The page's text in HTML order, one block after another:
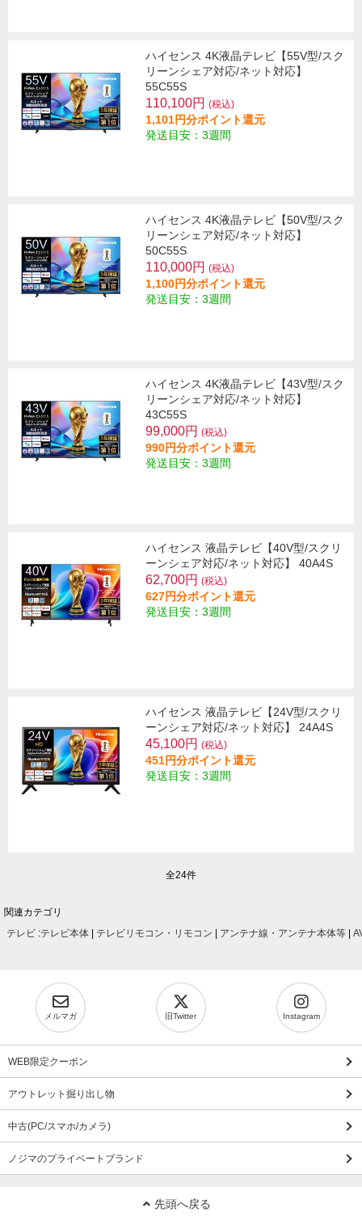
ハイセンス 4K液晶テレビ【55V型/スク
リーンシェア対応/ネット対応】
55C55S
110,100円 (税込)
1,101円分ポイント還元
発送目安：3週間
ハイセンス 4K液晶テレビ【50V型/スク
リーンシェア対応/ネット対応】
50C55S
110,000円 (税込)
1,100円分ポイント還元
発送目安：3週間
ハイセンス 4K液晶テレビ【43V型/スク
リーンシェア対応/ネット対応】
43C55S
99,000円 (税込)
990円分ポイント還元
発送目安：3週間
ハイセンス 液晶テレビ【40V型/スクリ
ーンシェア対応/ネット対応】 40A4S
62,700円 (税込)
627円分ポイント還元
発送目安：3週間
ハイセンス 液晶テレビ【24V型/スクリ
ーンシェア対応/ネット対応】 24A4S
45,100円 (税込)
451円分ポイント還元
発送目安：3週間
全24件
関連カテゴリ
テレビ :テレビ本体 テレビリモコン・リモコン アンテナ線・アンテナ本体等
メルマガ 旧Twitter Instagram
WEB限定クーポン
アウトレット掘り出し物
中古(PC/スマホ/カメラ)
ノジマのプライベートブランド
先頭へ戻る